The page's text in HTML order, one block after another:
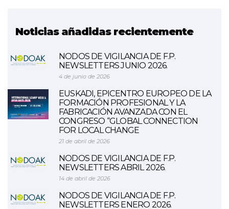
Noticias añadidas recientemente
NODOS DE VIGILANCIA DE F.P.
NEWSLETTERS JUNIO 2026.
4 de junio de 2026
EUSKADI, EPICENTRO EUROPEO DE LA
FORMACIÓN PROFESIONAL Y LA
FABRICACIÓN AVANZADA CON EL
CONGRESO “GLOBAL CONNECTION
FOR LOCAL CHANGE
21 de abril de 2026
NODOS DE VIGILANCIA DE F.P.
NEWSLETTERS ABRIL 2026.
14 de abril de 2026
NODOS DE VIGILANCIA DE F.P.
NEWSLETTERS ENERO 2026.